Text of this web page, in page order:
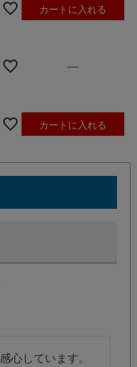
カートに入れる
—
カートに入れる
心しています。